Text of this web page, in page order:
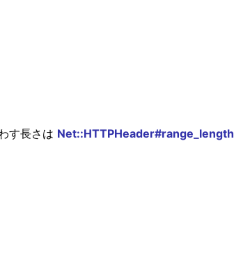
す長さは Net::HTTPHeader#range_length